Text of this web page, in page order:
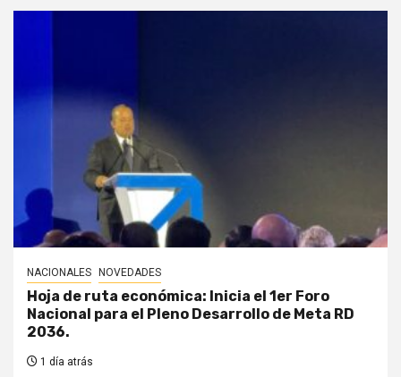
NACIONALES NOVEDADES
Hoja de ruta económica: Inicia el 1er Foro
Nacional para el Pleno Desarrollo de Meta RD
2036.
1 día atrás